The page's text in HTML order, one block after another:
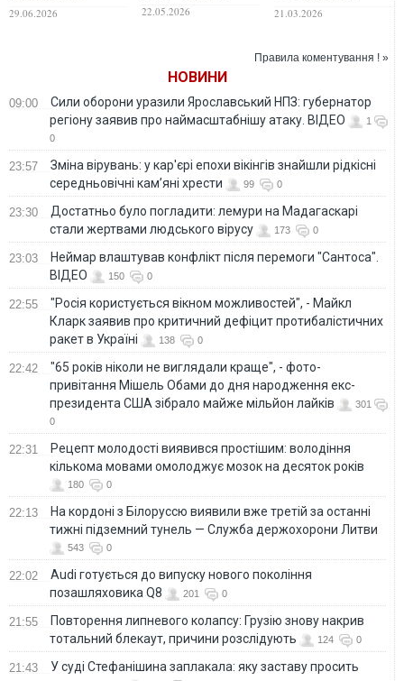
років
29.06.2026
22.05.2026
21.03.2026
Правила коментування ! »
НОВИНИ
09:00
Сили оборони уразили Ярославський НПЗ: губернатор
регіону заявив про наймасштабнішу атаку. ВІДЕО
1
0
23:57
Зміна вірувань: у кар'єрі епохи вікінгів знайшли рідкісні
середньовічні кам’яні хрести
99 0
23:30
Достатньо було погладити: лемури на Мадагаскарі
стали жертвами людського вірусу
173 0
23:03
Неймар влаштував конфлікт після перемоги "Сантоса".
ВІДЕО
150 0
22:55
"Росія користується вікном можливостей", - Майкл
Кларк заявив про критичний дефіцит протибалістичних
ракет в Україні
138 0
22:42
"65 років ніколи не виглядали краще", - фото-
привітання Мішель Обами до дня народження екс-
президента США зібрало майже мільйон лайків
301
0
22:31
Рецепт молодості виявився простішим: володіння
кількома мовами омолоджує мозок на десяток років
180 0
22:13
На кордоні з Білоруссю виявили вже третій за останні
тижні підземний тунель — Служба держохорони Литви
543 0
22:02
Audi готується до випуску нового покоління
позашляховика Q8
201 0
21:55
Повторення липневого колапсу: Грузію знову накрив
тотальний блекаут, причини розслідують
124 0
21:43
У суді Стефанішина заплакала: яку заставу просить